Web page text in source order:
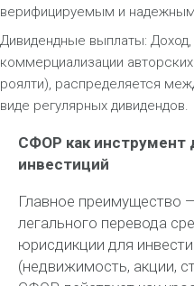
верифицируемым и
Дивидендные выплаты:
коммерциализации
роялти), распределяется
виде регулярных дивидендов.
СФОР как инструмент
инвестиций
Главное преимущество
легального перевода
юрисдикции для
(недвижимость, акции,